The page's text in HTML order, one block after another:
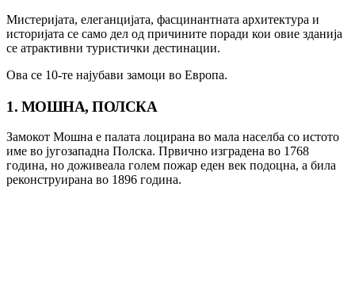
Мистеријата, елеганцијата, фасцинантната архитектура и
историјата се само дел од причините поради кои овие зданија
се атрактивни туристички дестинации.
Ова се 10-те најубави замоци во Европа.
1. МОШНА, ПОЛСКА
Замокот Мошна е палата лоцирана во мала населба со истото
име во југозападна Полска. Првично изградена во 1768
година, но доживеала голем пожар еден век подоцна, а била
реконструирана во 1896 година.